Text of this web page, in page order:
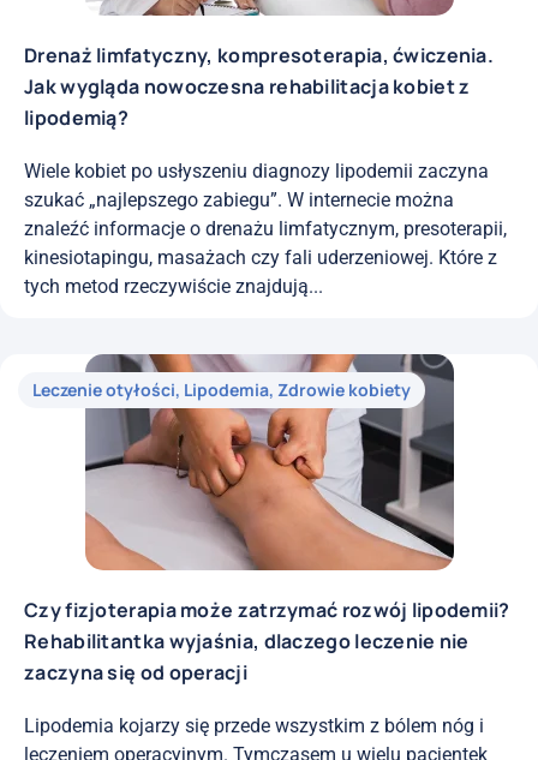
Drenaż limfatyczny, kompresoterapia, ćwiczenia.
Jak wygląda nowoczesna rehabilitacja kobiet z
lipodemią?
Wiele kobiet po usłyszeniu diagnozy lipodemii zaczyna
szukać „najlepszego zabiegu”. W internecie można
znaleźć informacje o drenażu limfatycznym, presoterapii,
kinesiotapingu, masażach czy fali uderzeniowej. Które z
tych metod rzeczywiście znajdują...
Leczenie otyłości, Lipodemia, Zdrowie kobiety
Czy fizjoterapia może zatrzymać rozwój lipodemii?
Rehabilitantka wyjaśnia, dlaczego leczenie nie
zaczyna się od operacji
Lipodemia kojarzy się przede wszystkim z bólem nóg i
leczeniem operacyjnym. Tymczasem u wielu pacjentek